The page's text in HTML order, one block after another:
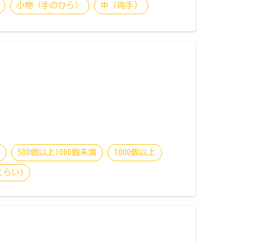
小物（手のひら） 中（両手）
500個以上1000個未満 1000個以上
らい)